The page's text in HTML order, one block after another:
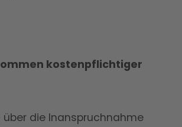
kostenpflichtiger
über die Inanspruchnahme